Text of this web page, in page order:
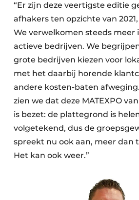
“Er zijn deze veertigste editie
afhakers ten opzichte van
We verwelkomen steeds meer
actieve bedrijven. We
grote bedrijven kiezen voor
met het daarbij horende
andere kosten-baten
zien we dat deze MATEXPO
is bezet: de plattegrond is
volgetekend, dus de
spreekt nu ook aan, meer dan
Het kan ook weer.”